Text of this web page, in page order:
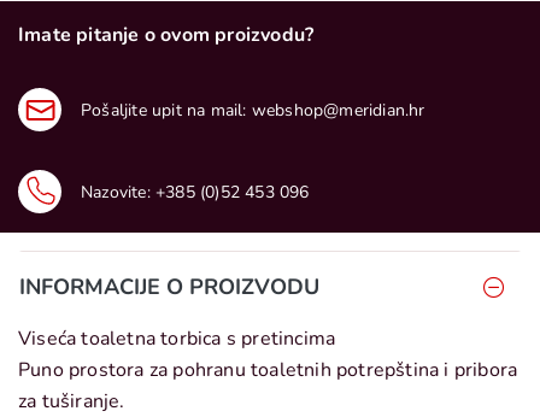
Imate pitanje o ovom proizvodu?
Pošaljite upit na mail: webshop@meridian.hr
Nazovite: +385 (0)52 453 096
INFORMACIJE O PROIZVODU
Viseća toaletna torbica s pretincima
Puno prostora za pohranu toaletnih potrepština i pribora
za tuširanje.